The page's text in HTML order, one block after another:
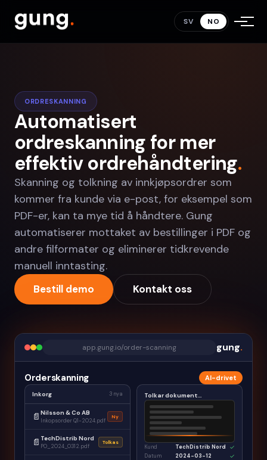
SV NO
ORDRESKANNING
Automatisert
ordreskanning for mer
effektiv ordrehåndtering.
Skanning og tolkning av innkjøpsordrer som
kommer fra kunde via e-post, for eksempel som
PDF-er, kan ta mye tid å håndtere. Gung
automatiserer mottaket av bestillinger i PDF og
andre filformater og eliminerer tidkrevende
manuell inntasting.
Bestill demo Kontakt oss
app.gung.io/order-scanning gung.
Orderskanning AI-drivet
Inkorg 3 nya
📄 Nilsson & Co AB
Inkopsorder Q1-2024.pdf
Ny
📄 TechDistrib Nord
PO_2024_0312.pdf
Tolkas
Tolkar dokument…
Kund TechDistrib Nord ✓
Datum 2024-03-12 ✓